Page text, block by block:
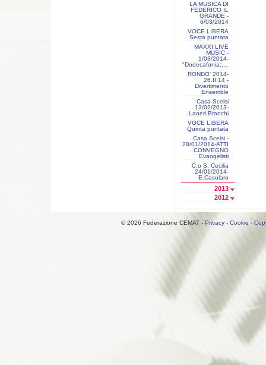
LA MUSICA DI
FEDERICO IL
GRANDE -
6/03/2014
VOCE LIBERA
Sesta puntata
MAXXI LIVE
MUSIC -
1/03/2014-
"Dodecafonia:....
RONDO' 2014-
26.II.14 -
Divertimento
Ensemble
Casa Scelsi
13/02/2013-
Laneri,Branchi
VOCE LIBERA
Quinta puntata
Casa Scelsi -
28/01/2014-ATTI
CONVEGNO
Evangelisti
C.o S. Cecilia
24/01/2014-
E.Casularo
2013
2012
© 2026 Federazione CEMAT - Privacy- Cookie -